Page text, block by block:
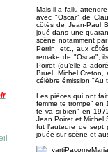
Mais il a fallu
avec "Oscar" de
côtés de Jean-Paul
joué dans une
scène notamment
Perrin, etc., aux
remake de "Oscar",
Poiret (qu’elle a
Bruel, Michel Creton,
célèbre émission "Au
Les pièces qui ont
femme te trompe" en
te va si bien" en
Jean Poiret et Michel
fut l’auteure de sept
jouée sur scène et